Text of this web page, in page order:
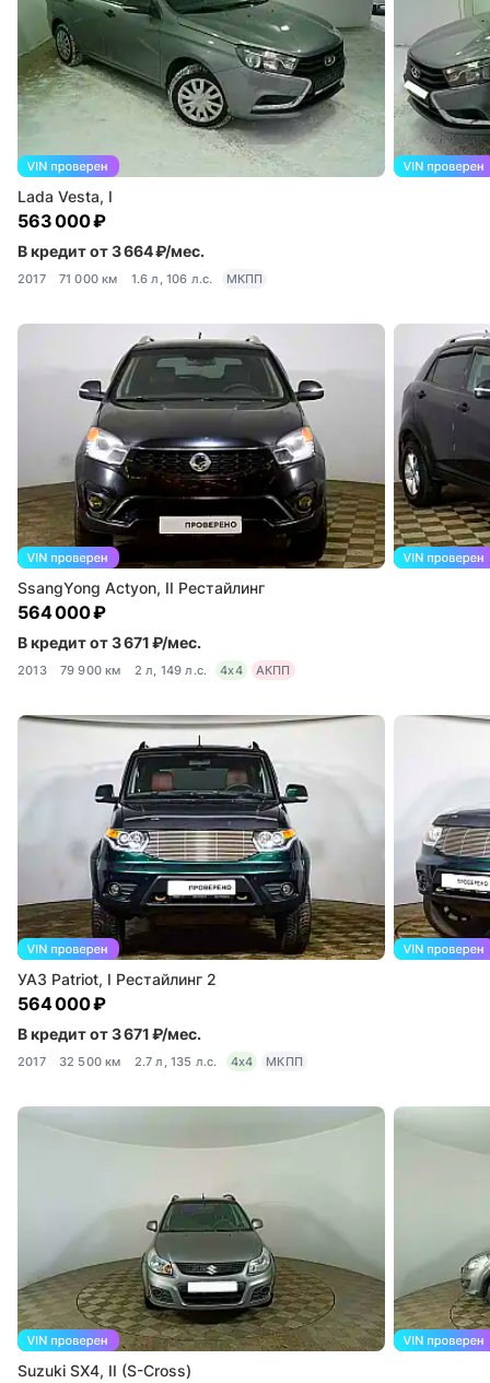
Lada Vesta, I
563 000 ₽
В кредит от 3 664 ₽/мес.
2017 71 000 км 1.6 л, 106 л.с. МКПП
SsangYong Actyon, II Рестайлинг
564 000 ₽
В кредит от 3 671 ₽/мес.
2013 79 900 км 2 л, 149 л.с. 4x4 АКПП
УАЗ Patriot, I Рестайлинг 2
564 000 ₽
В кредит от 3 671 ₽/мес.
2017 32 500 км 2.7 л, 135 л.с. 4x4 МКПП
Suzuki SX4, II (S-Cross)